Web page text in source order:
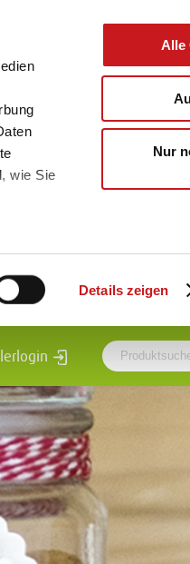
wie Sie
Details zeigen
Alle
Nur